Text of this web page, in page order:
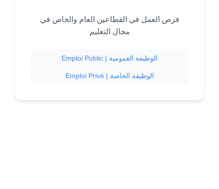
فرص العمل في القطاعين العام والخاص في
مجال التعليم
Emploi Public | الوظيفة العمومية
Emploi Privé | الوظيفة الخاصة